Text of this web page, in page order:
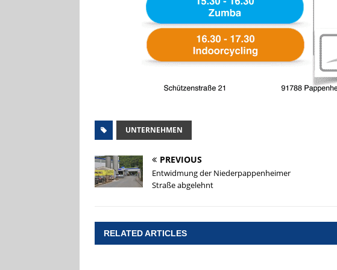
UNTERNEHMEN
PREVIOUS
Entwidmung der Niederpappenheimer
Straße abgelehnt
RELATED ARTICLES